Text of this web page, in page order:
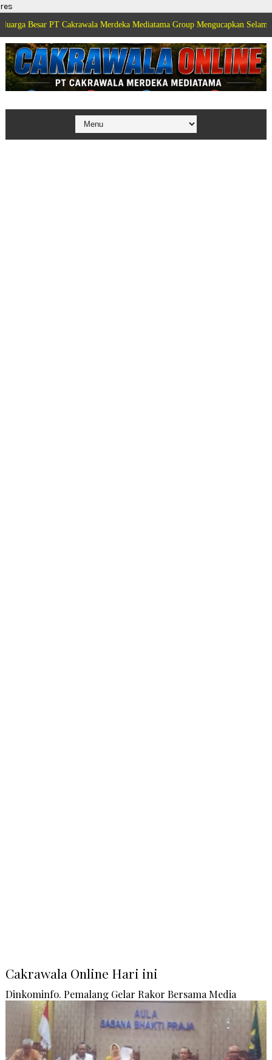
res
Cakrawala Merdeka Mediatama Group Mengucapkan Selamat Dirgahayu
Cakrawala Online Hari ini
Dinkominfo. Pemalang Gelar Rakor Bersama Media